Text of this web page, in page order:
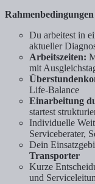
Du arbeitest in
aktueller
Arbeitszeiten:
mit
Life-Balance
Einarbeitung
startest
Individuelle
Serviceberater,
Dein
Transporter
Kurze
und